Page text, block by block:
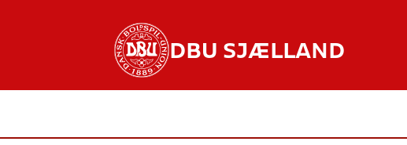
DBU SJÆLLAND